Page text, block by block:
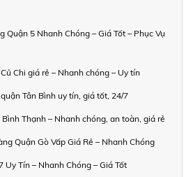
Quận 5 Nhanh Chóng – Giá Tốt – Phục Vụ
Chi giá rẻ – Nhanh chóng – Uy tín
Tân Bình uy tín, giá tốt, 24/7
Thạnh – Nhanh chóng, an toàn, giá rẻ
Quận Gò Vấp Giá Rẻ – Nhanh Chóng
Uy Tín – Nhanh Chóng – Giá Tốt